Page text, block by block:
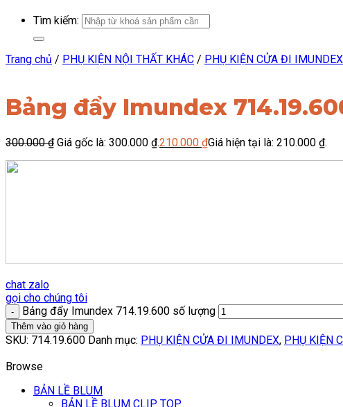
Tìm kiếm:
Trang chủ / PHỤ KIỆN NỘI THẤT KHÁC / PHỤ KIỆN CỬA ĐI IMUNDEX
Bảng đẩy Imundex
300.000₫ Giá gốc là: 300.000 ₫.210.000 ₫Giá hiện tại là: 210.000 ₫.
chat zalo
gọi cho chúng tôi
Bảng đẩy Imundex 714.19.600 số lượng
Thêm vào giỏ hàng
SKU: 714.19.600 Danh mục: PHỤ KIỆN CỬA ĐI IMUNDEX, PHỤ KIỆN
Browse
BẢN LỀ BLUM
BẢN LỀ BLUM CLIP TOP